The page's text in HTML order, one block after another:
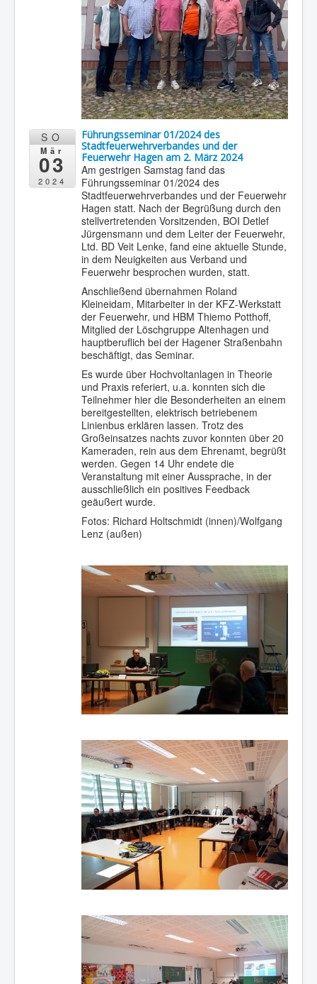
SO
Mär
03
2024
Führungsseminar 01/2024 des
Stadtfeuerwehrverbandes und der
Feuerwehr Hagen am 2. März 2024
Am gestrigen Samstag fand das
Führungsseminar 01/2024 des
Stadtfeuerwehrverbandes und der Feuerwehr
Hagen statt. Nach der Begrüßung durch den
stellvertretenden Vorsitzenden, BOI Detlef
Jürgensmann und dem Leiter der Feuerwehr,
Ltd. BD Veit Lenke, fand eine aktuelle Stunde,
in dem Neuigkeiten aus Verband und
Feuerwehr besprochen wurden, statt.
Anschließend übernahmen Roland
Kleineidam, Mitarbeiter in der KFZ-Werkstatt
der Feuerwehr, und HBM Thiemo Potthoff,
Mitglied der Löschgruppe Altenhagen und
hauptberuflich bei der Hagener Straßenbahn
beschäftigt, das Seminar.
Es wurde über Hochvoltanlagen in Theorie
und Praxis referiert, u.a. konnten sich die
Teilnehmer hier die Besonderheiten an einem
bereitgestellten, elektrisch betriebenem
Linienbus erklären lassen. Trotz des
Großeinsatzes nachts zuvor konnten über 20
Kameraden, rein aus dem Ehrenamt, begrüßt
werden. Gegen 14 Uhr endete die
Veranstaltung mit einer Aussprache, in der
ausschließlich ein positives Feedback
geäußert wurde.
Fotos: Richard Holtschmidt (innen)/Wolfgang
Lenz (außen)